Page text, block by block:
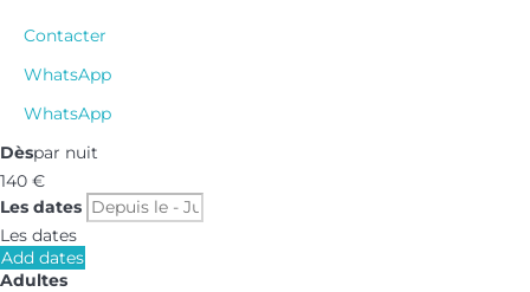
Contacter
WhatsApp
WhatsApp
Dèspar nuit
140 €
Les dates
Les dates
Add dates
Adultes